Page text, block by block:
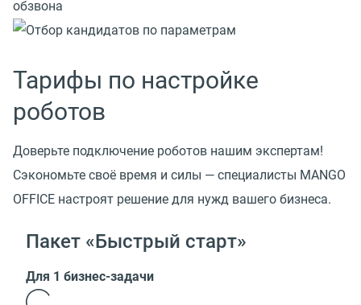
Тарифы по настройке
роботов
Доверьте подключение роботов нашим экспертам!
Сэкономьте своё время и силы — специалисты MANGO
OFFICE настроят решение для нужд вашего бизнеса.
Пакет «Быстрый старт»
Для 1 бизнес-задачи